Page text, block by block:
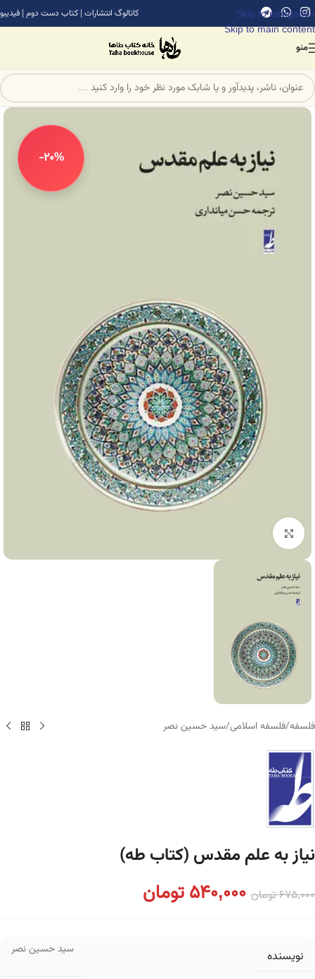
Skip to navigation
Skip to main content
کاتالوگ انتشارات | کتاب دست دوم | فیدیبو
منو
-20%
برای بزرگنمایی کلیک کنید
فلسفه/فلسفه اسلامی/سید حسین نصر
نیاز به علم مقدس (کتاب طه)
675,000تومان 540,000تومان
نویسنده سید حسین نصر